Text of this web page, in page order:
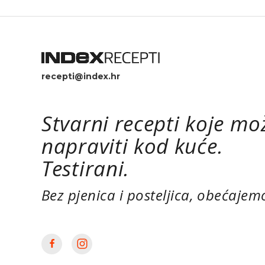
recepti@index.hr
Stvarni recepti koje
napraviti kod kuće.
Testirani.
Bez pjenica i posteljica,